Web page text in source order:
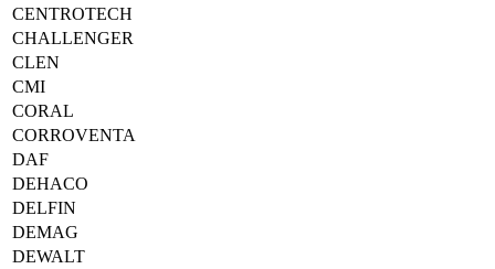
CENTROTECH
CHALLENGER
CLEN
CMI
CORAL
CORROVENTA
DAF
DEHACO
DELFIN
DEMAG
DEWALT